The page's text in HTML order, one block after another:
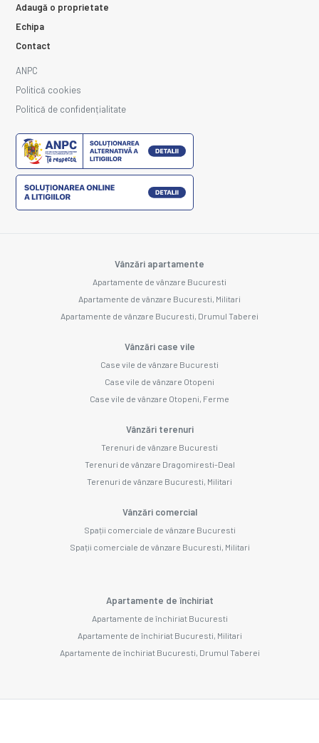
Adaugă o proprietate
Echipa
Contact
ANPC
Politică cookies
Politică de confidențialitate
Vânzări apartamente
Apartamente de vânzare Bucuresti
Apartamente de vânzare Bucuresti, Militari
Apartamente de vânzare Bucuresti, Drumul Taberei
Vânzări case vile
Case vile de vânzare Bucuresti
Case vile de vânzare Otopeni
Case vile de vânzare Otopeni, Ferme
Vânzări terenuri
Terenuri de vânzare Bucuresti
Terenuri de vânzare Dragomiresti-Deal
Terenuri de vânzare Bucuresti, Militari
Vânzări comercial
Spații comerciale de vânzare Bucuresti
Spații comerciale de vânzare Bucuresti, Militari
Apartamente de închiriat
Apartamente de închiriat Bucuresti
Apartamente de închiriat Bucuresti, Militari
Apartamente de închiriat Bucuresti, Drumul Taberei